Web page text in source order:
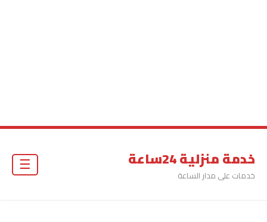
خدمة منزلية 24ساعة
خدمات على مدار الساعة
☰